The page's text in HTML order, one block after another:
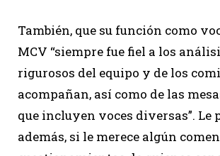
También, que su función como
MCV “siempre fue fiel a los
rigurosos del equipo y de los
acompañan, así como de las
que incluyen voces diversas”. Le
además, si le merece algún